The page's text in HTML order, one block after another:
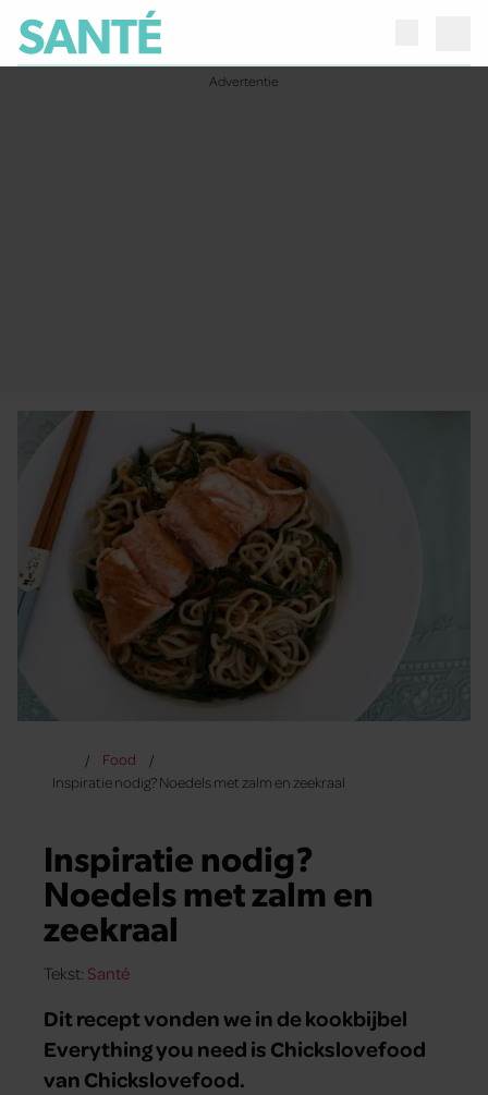
Food
Inspiratie nodig? Noedels met zalm en zeekraal
Inspiratie nodig?
Noedels met zalm en
zeekraal
Tekst: Santé
Dit recept vonden we in de kookbijbel
Everything you need is Chickslovefood
van Chickslovefood.